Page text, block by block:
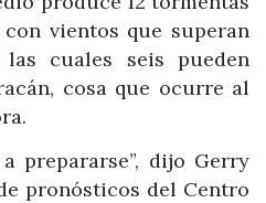
vientos que superan
cuales seis pueden
cosa que ocurre al
prepararse”, dijo Gerry
pronósticos del Centro